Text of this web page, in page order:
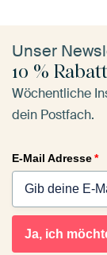
Unser
10 %
Wöchentliche
dein Postfach.
E-Mail Adresse*
Ja, ich